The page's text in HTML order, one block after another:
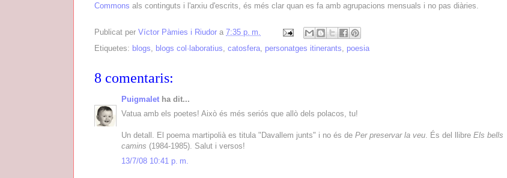
Commons als continguts i l'arxiu d'escrits, és més clar quan es fa amb agrupacions mensuals i no pas diàries.
Publicat per Víctor Pàmies i Riudor a 7:35 p. m.
Etiquetes: blogs blogs col·laboratius catosfera personatges itinerants poesia
8 comentaris:
Puigmalet ha dit...
Vatua amb els poetes! Això és més seriós que allò dels polacos, tu!
Un detall. El poema martipolià es titula "Davallem junts" i no és de Per preservar la veu. És del llibre Els bells
camins (1984-1985). Salut i versos!
13/7/08 10:41 p. m.